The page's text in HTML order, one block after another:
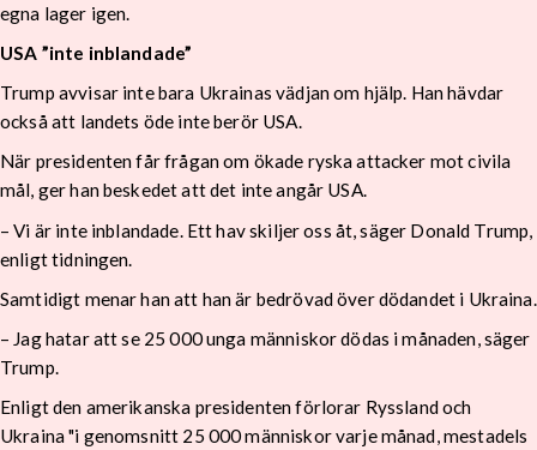
egna lager igen.
USA ”inte inblandade”
Trump avvisar inte bara Ukrainas vädjan om hjälp. Han hävdar
också att landets öde inte berör USA.
När presidenten får frågan om ökade ryska attacker mot civila
mål, ger han beskedet att det inte angår USA.
– Vi är inte inblandade. Ett hav skiljer oss åt, säger Donald Trump,
enligt tidningen.
Samtidigt menar han att han är bedrövad över dödandet i Ukraina.
– Jag hatar att se 25 000 unga människor dödas i månaden, säger
Trump.
Enligt den amerikanska presidenten förlorar Ryssland och
Ukraina "i genomsnitt 25 000 människor varje månad, mestadels